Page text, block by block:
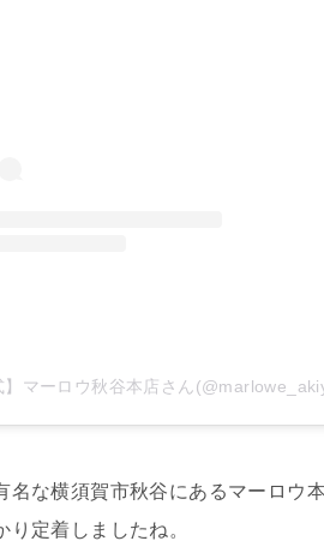
】マーロウ秋谷本店さん
名な横須賀市秋谷にあるマーロウ
り定着しましたね。